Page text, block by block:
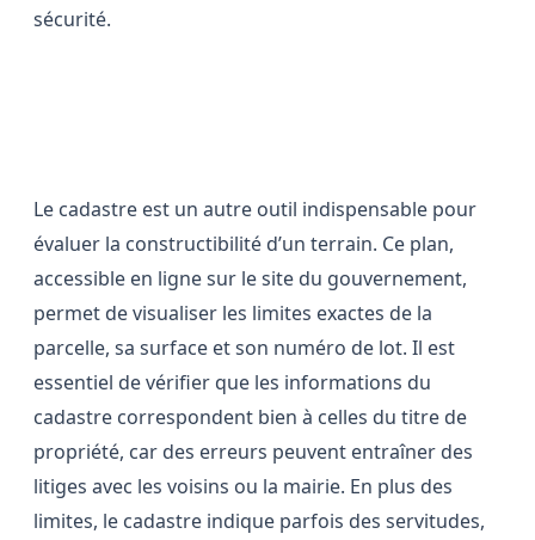
sécurité.
Le cadastre est un autre outil indispensable pour
évaluer la constructibilité d’un terrain. Ce plan,
accessible en ligne sur le site du gouvernement,
permet de visualiser les limites exactes de la
parcelle, sa surface et son numéro de lot. Il est
essentiel de vérifier que les informations du
cadastre correspondent bien à celles du titre de
propriété, car des erreurs peuvent entraîner des
litiges avec les voisins ou la mairie. En plus des
limites, le cadastre indique parfois des servitudes,